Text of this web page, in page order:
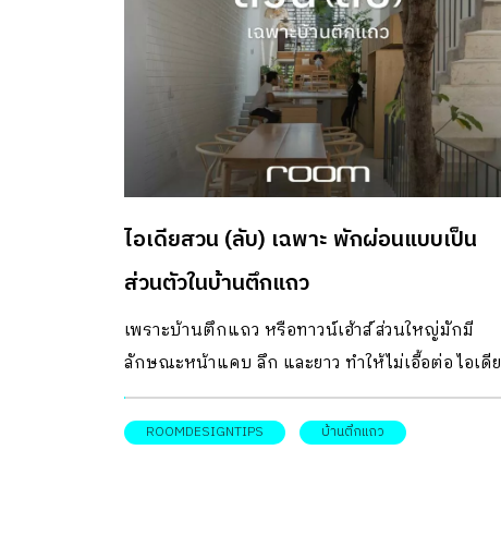
ไอเดียสวน (ลับ) เฉพาะ พักผ่อนแบบเป็น
ส่วนตัวในบ้านตึกแถว
เพราะบ้านตึกแถว หรือทาวน์เฮ้าส์ ส่วนใหญ่มักมี
ลักษณะหน้าแคบ ลึก และยาว ทำให้ไม่เอื้อต่อ ไอเดีย
สวน หรือการออกแบบให้มีมุมสวนสีเขียวไว้พักผ่อน
หรือดื่มด่ำกับธรรมชาติได้อย่างบ้านที่มีเนื้อที่ขนาด
ROOMDESIGNTIPS บ้านตึกแถว